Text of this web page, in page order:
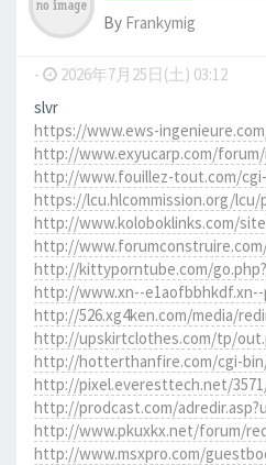
By Frankymig
- 2026年7月25日(土) 03:12
slvr
https://www.ews-
http://www.exyucarp.com/forum/
http://www.fouillez-tout.com/cgi-
https://lcu.hlcommission.org/lcu/
http://www.koloboklinks.com/
http://
http://kittyporntube.com/
http://www.xn--e1aofbbhkdf.xn--
http://526.xg4ken.com/media/
http://upskirtclothes.com/tp/
http://hotterthanfire.com/cgi-
http://pixel.everesttech.net/
http://prodcast.com/
http://www.pkuxkx.net/forum/
http://www.msxpro.com/